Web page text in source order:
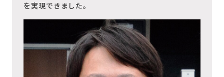
を実現できました。